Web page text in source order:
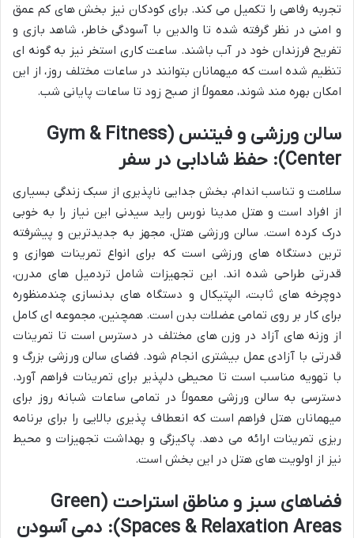
تجربه رفاهی را تکمیل می کند. برای کودکان نیز بخش های کم عمق
و امنی در نظر گرفته شده تا والدین با آسودگی خاطر، شاهد بازی و
تفریح فرزندان خود در آب باشند. ساعت کاری استخر نیز به گونه ای
تنظیم شده است که میهمانان بتوانند در ساعات مختلف روز، از این
امکان بهره مند شوند، معمولاً از صبح زود تا ساعات پایانی شب.
سالن ورزشی و فیتنس (Gym & Fitness
Center): حفظ شادابی در سفر
سلامت و تناسب اندام، بخش جدایی ناپذیری از سبک زندگی بسیاری
از افراد است و هتل مدینا نورس راید سیدنی این نیاز را به خوبی
درک کرده است. سالن ورزشی هتل، مجهز به جدیدترین و پیشرفته
ترین دستگاه های ورزشی است که برای انواع تمرینات هوازی و
قدرتی طراحی شده اند. این تجهیزات شامل تردمیل های مدرن،
دوچرخه های ثابت، الپتیکال و دستگاه های بدنسازی چندمنظوره
برای کار بر روی تمامی عضلات بدن است. همچنین، مجموعه ای کامل
از وزنه های آزاد در وزن های مختلف در دسترس است تا تمرینات
قدرتی با آزادی عمل بیشتری انجام شود. فضای سالن ورزشی بزرگ و
با تهویه مناسب است تا محیطی دلپذیر برای تمرینات فراهم آورد.
دسترسی به سالن ورزشی معمولاً در تمامی ساعات شبانه روز برای
میهمانان هتل فراهم است که انعطاف پذیری بالایی را برای برنامه
ریزی تمرینات ارائه می دهد. پاکیزگی و بهداشت تجهیزات و محیط
نیز از اولویت های هتل در این بخش است.
فضاهای سبز و مناطق استراحت (Green
Spaces & Relaxation Areas): دمی آسودن